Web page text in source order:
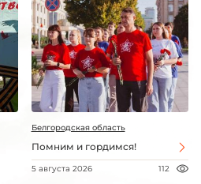
Белгородская область
Помним и гордимся!
5 августа 2026 112